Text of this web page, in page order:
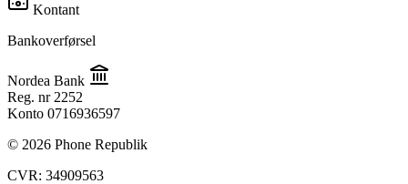
Kontant
Bankoverførsel
Nordea Bank
Reg. nr 2252
Konto 0716936597
© 2026 Phone Republik
CVR: 34909563